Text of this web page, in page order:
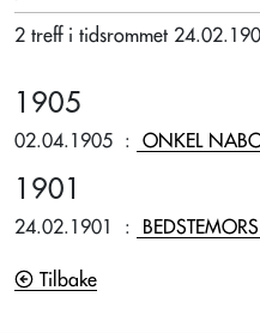
2 treff i tidsrommet
1905
02.04.1905 : ONKEL
1901
24.02.1901 :
Tilbake